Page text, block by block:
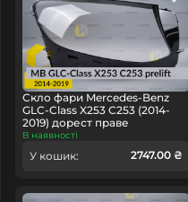
Скло фари Mercedes-Benz
GLC-Class X253 C253 (2014-
2019) дорест праве
В наявності
У кошик: 2747.00 ₴